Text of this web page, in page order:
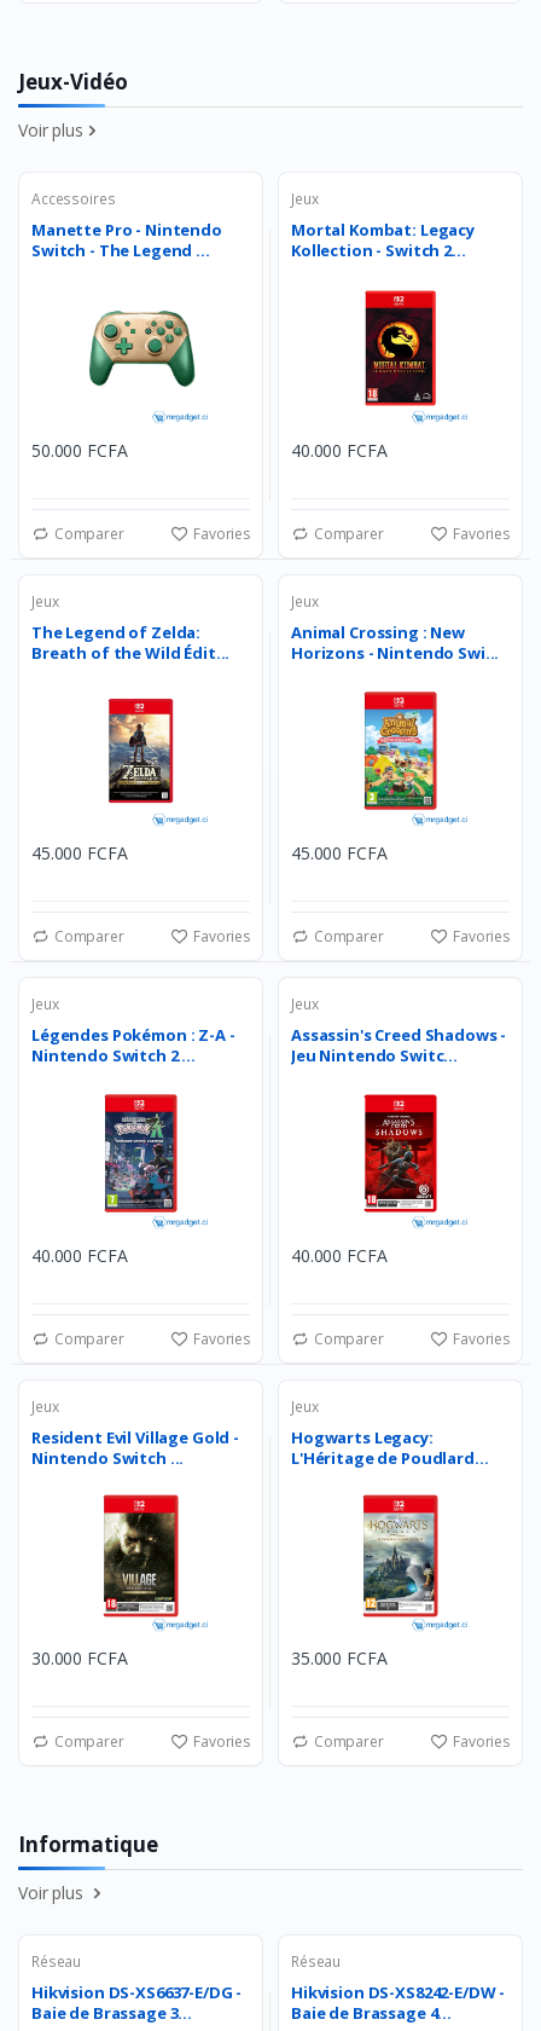
Jeux-Vidéo
Voir plus
Accessoires
Manette Pro - Nintendo
Switch - The Legend ...
50.000 FCFA
Comparer Favories
Jeux
Mortal Kombat: Legacy
Kollection - Switch 2...
40.000 FCFA
Comparer Favories
Jeux
The Legend of Zelda:
Breath of the Wild Édit...
45.000 FCFA
Comparer Favories
Jeux
Animal Crossing : New
Horizons - Nintendo Swi...
45.000 FCFA
Comparer Favories
Jeux
Légendes Pokémon : Z-A -
Nintendo Switch 2 ...
40.000 FCFA
Comparer Favories
Jeux
Assassin's Creed Shadows -
Jeu Nintendo Switc...
40.000 FCFA
Comparer Favories
Jeux
Resident Evil Village Gold -
Nintendo Switch ...
30.000 FCFA
Comparer Favories
Jeux
Hogwarts Legacy:
L'Héritage de Poudlard
35.000 FCFA
Comparer Favories
Informatique
Voir plus
Réseau
Hikvision DS-XS6637-E/DG -
Baie de Brassage 3...
Réseau
Hikvision DS-XS8242-E/DW -
Baie de Brassage 4...